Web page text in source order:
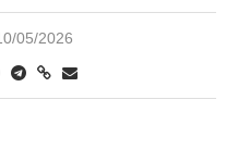
05/2026